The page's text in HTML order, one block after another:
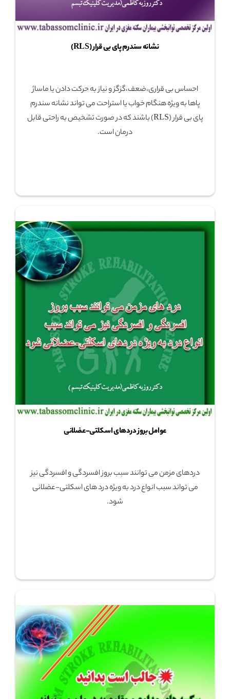
نشانه سندرم پای بی قرار (RLS)
احساس بی قراری،ضعف،گزگز و نیاز به حرکت دادن یا ماساژ
پاها به ویژه هنگام خواب یا استراحت می تواند نشانه سندرم
پای بی قرار (RLS) باشند که در صورت تشخیص به راحتی قابل
درمان است.
عوامل بروز دردهای اسکلتی-عضلانی
دردهای مزمن می توانند سبب بروز افسردگی و افسردگی نیز
می تواند سبب انواع درد به ویژه درد های اسکلتی-عضلانی
شود.